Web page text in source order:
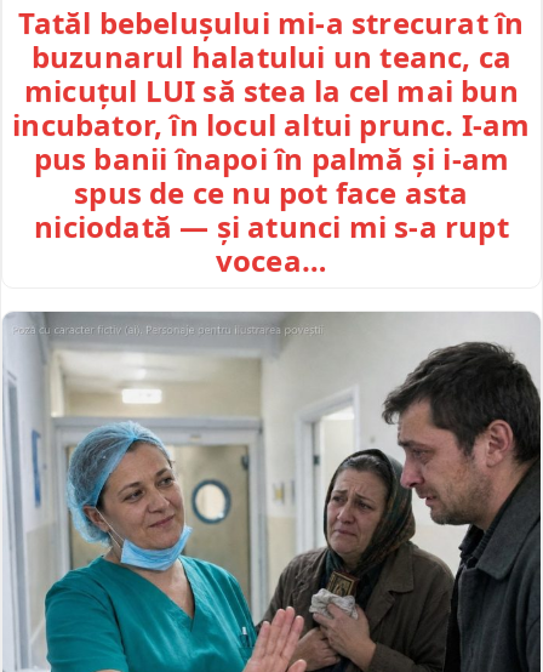
Tatăl bebelușului mi-a strecurat în
buzunarul halatului un teanc, ca
micuțul LUI să stea la cel mai bun
incubator, în locul altui prunc. I-am
pus banii înapoi în palmă și i-am
spus de ce nu pot face asta
niciodată — și atunci mi s-a rupt
vocea…